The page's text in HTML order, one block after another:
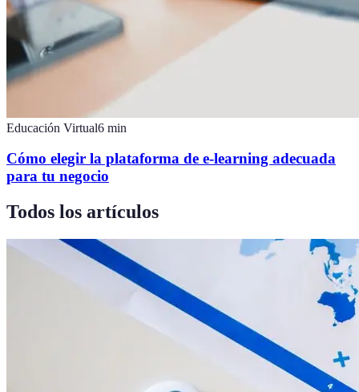
Educación Virtual6 min
Cómo elegir la plataforma de e-learning adecuada
para tu negocio
Todos los artículos